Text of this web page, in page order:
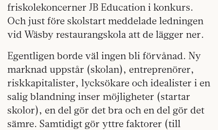
friskolekoncerner JB Education i konkurs.
Och just före skolstart meddelade ledningen
vid Wäsby restaurangskola att de lägger ner.
Egentligen borde väl ingen bli förvånad. Ny
marknad uppstår (skolan), entreprenörer,
riskkapitalister, lycksökare och idealister i en
salig blandning inser möjligheter (startar
skolor), en del gör det bra och en del gör det
sämre. Samtidigt gör yttre faktorer (till